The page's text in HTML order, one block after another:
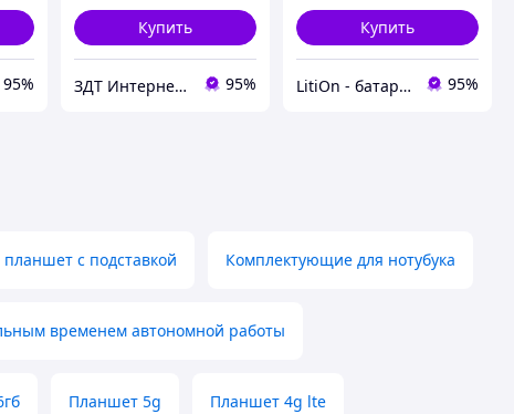
95%
Купить
ЗДТ Интернет - магазин Запчастей и аксессуаров Для Телефонов 95%
Купить
LitiOn - батареи и аккумуляторы 95%
с подставкой Комплектующие для нотубука
временем автономной работы
Планшет 5g Планшет 4g lte